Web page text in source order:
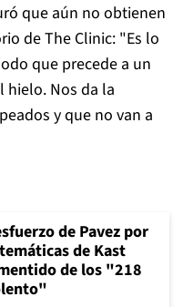
que aún no obtienen
de The Clinic: "Es lo
que precede a un
hielo. Nos da la
y que no van a
de Pavez por
de Kast
de los "218